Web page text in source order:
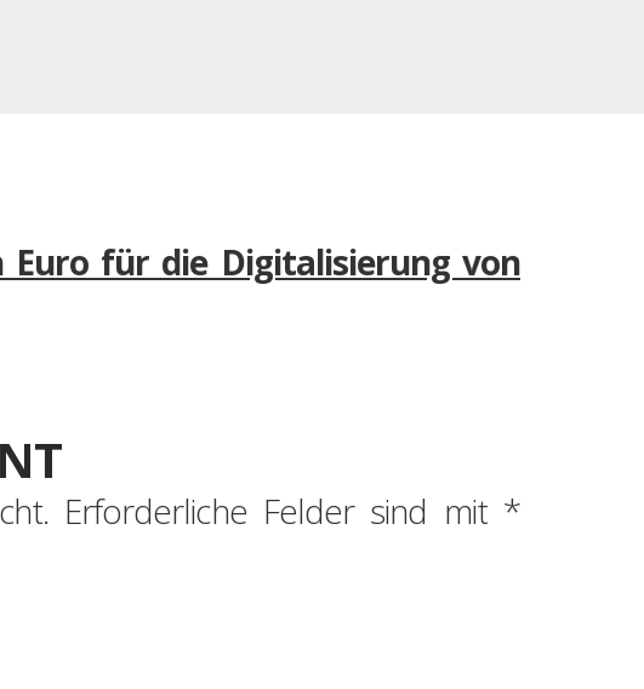
Euro für die Digitalisierung von
Erforderliche Felder sind mit *